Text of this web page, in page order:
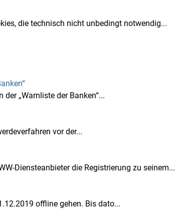
die technisch nicht unbedingt notwendig...
„Warnliste der Banken“...
vor der...
Diensteanbieter die Registrierung zu seinem...
offline gehen. Bis dato...